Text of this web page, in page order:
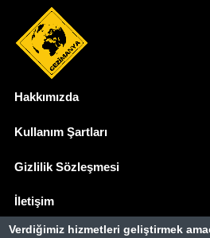
Hakkımızda
Kullanım Şartları
Gizlilik Sözleşmesi
İletişim
Verdiğimiz hizmetleri geliştirmek